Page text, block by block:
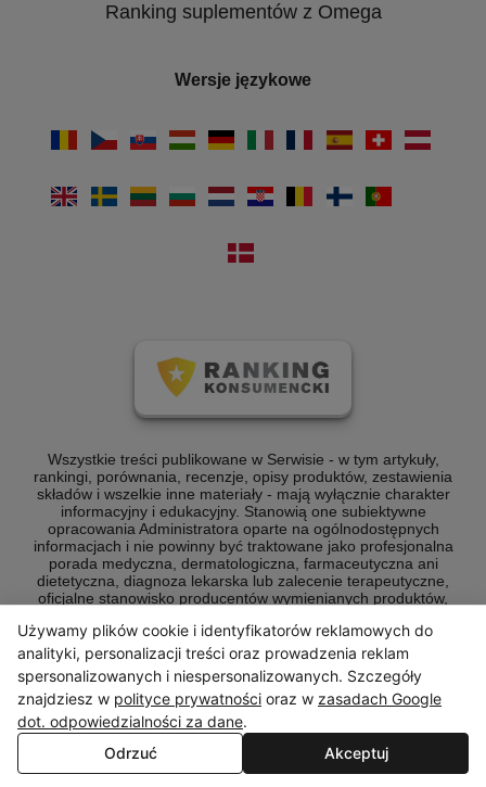
Ranking suplementów z Omega
Wersje językowe
Wszystkie treści publikowane w Serwisie - w tym artykuły,
rankingi, porównania, recenzje, opisy produktów, zestawienia
składów i wszelkie inne materiały - mają wyłącznie charakter
informacyjny i edukacyjny. Stanowią one subiektywne
opracowania Administratora oparte na ogólnodostępnych
informacjach i nie powinny być traktowane jako profesjonalna
porada medyczna, dermatologiczna, farmaceutyczna ani
dietetyczna, diagnoza lekarska lub zalecenie terapeutyczne,
oficjalne stanowisko producentów wymienianych produktów,
wiedzy naukowej lub medycznej referencyjnej dla celów
zawodowych.
Serwis nie prowadzi działalności leczniczej ani doradczej w
rozumieniu przepisów prawa. W sprawach zdrowotnych,
kosmetycznych i związanych z suplementacją zawsze należy
konsultować się z odpowiednim specjalistą - lekarzem,
farmaceutą, dermatologiem, dietetykiem lub kosmetologiem.
[Dowiedz się więcej]
Używamy plików cookie i identyfikatorów reklamowych do
analityki, personalizacji treści oraz prowadzenia reklam
spersonalizowanych i niespersonalizowanych. Szczegóły
znajdziesz w polityce prywatności oraz w zasadach Google
dot. odpowiedzialności za dane.
Odrzuć
Akceptuj